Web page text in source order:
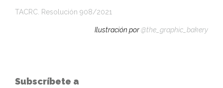
TACRC. Resolución 908/2021
Ilustración por@the_graphic_bakery
Subscríbete a